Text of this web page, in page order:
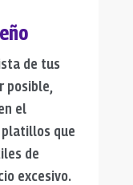
de tus
posible,
el
platillos que
de
excesivo.